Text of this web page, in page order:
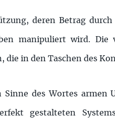
deren Betrag
manipuliert wird. Die
in den Taschen des
des Wortes armen
gestalteten